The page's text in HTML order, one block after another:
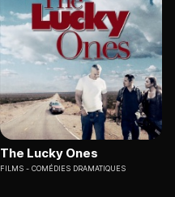
The Lucky Ones
FILMS COMÉDIES DRAMATIQUES